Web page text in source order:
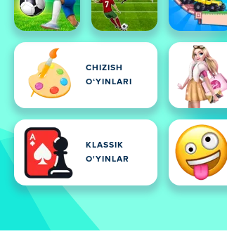
CHIZISH
OʻYINLARI
KLASSIK
O'YINLAR